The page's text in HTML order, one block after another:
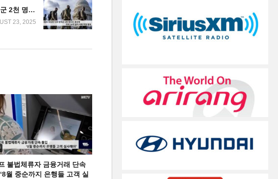
트럼프 워싱턴 디씨 방위군 2천 명으로 증강에 이어 20억 달러 미화 작업 발표
23, 2025
불법체류자 금융거래 단속
월 중순까지 은행들 고객 실